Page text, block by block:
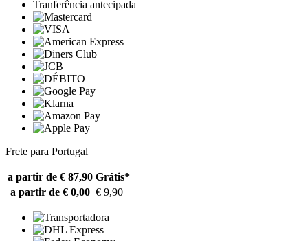
Tranferência antecipada
Frete para Portugal
a partir de € 87,90 Grátis*
a partir de € 0,00 € 9,90